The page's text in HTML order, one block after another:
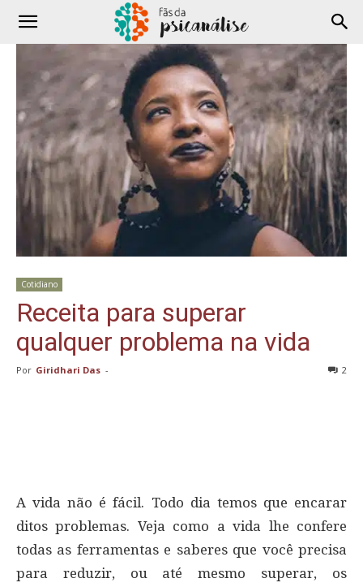
Cotidiano
Receita para superar
qualquer problema na vida
Por Giridhari Das - 2
A vida não é fácil. Todo dia temos que encarar
ditos problemas. Veja como a vida lhe confere
todas as ferramentas e saberes que você precisa
para reduzir, ou até mesmo superar, os